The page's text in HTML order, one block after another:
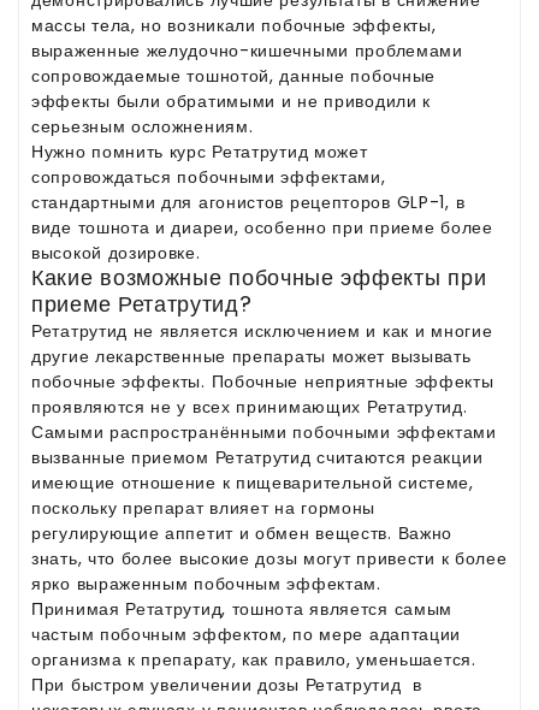
массы тела, но возникали побочные эффекты,
выраженные желудочно-кишечными проблемами
сопровождаемые тошнотой, данные побочные
эффекты были обратимыми и не приводили к
серьезным осложнениям.
Нужно помнить курс Ретатрутид может
сопровождаться побочными эффектами,
стандартными для агонистов рецепторов GLP-1, в
виде тошнота и диареи, особенно при приеме более
высокой дозировке.
Какие возможные побочные эффекты при
приеме Ретатрутид?
Ретатрутид не является исключением и как и многие
другие лекарственные препараты может вызывать
побочные эффекты. Побочные неприятные эффекты
проявляются не у всех принимающих Ретатрутид.
Самыми распространёнными побочными эффектами
вызванные приемом Ретатрутид считаются реакции
имеющие отношение к пищеварительной системе,
поскольку препарат влияет на гормоны
регулирующие аппетит и обмен веществ. Важно
знать, что более высокие дозы могут привести к более
ярко выраженным побочным эффектам.
Принимая Ретатрутид, тошнота является самым
частым побочным эффектом, по мере адаптации
организма к препарату, как правило, уменьшается.
При быстром увеличении дозы Ретатрутид в